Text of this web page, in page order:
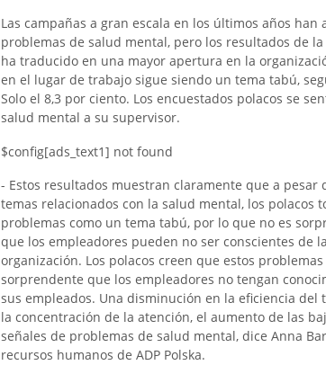
Las campañas a gran escala en los últimos años
problemas de salud mental, pero los resultados de
ha traducido en una mayor apertura en la
en el lugar de trabajo sigue siendo un tema tabú,
Solo el 8,3 por ciento. Los encuestados polacos se
salud mental a su supervisor.
$config[ads_text1] not found
- Estos resultados muestran claramente que a pesar
temas relacionados con la salud mental, los polacos
problemas como un tema tabú, por lo que no es
que los empleadores pueden no ser conscientes de
organización. Los polacos creen que estos
sorprendente que los empleadores no tengan
sus empleados. Una disminución en la eficiencia
la concentración de la atención, el aumento de las
señales de problemas de salud mental, dice Anna
recursos humanos de ADP Polska.